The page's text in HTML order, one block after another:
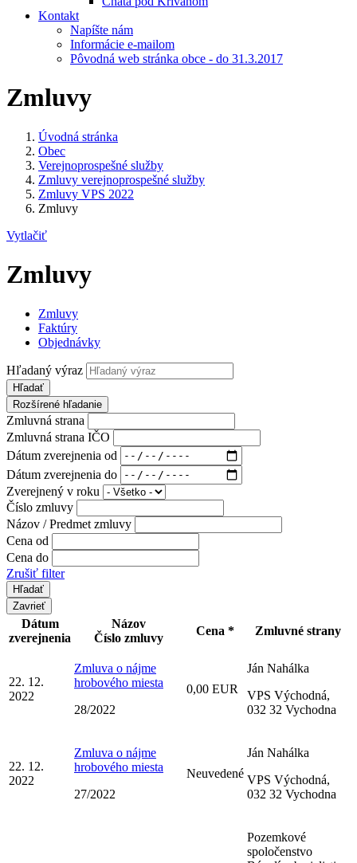
Kontakt
Napíšte nám
Informácie e-mailom
Pôvodná web stránka obce - do 31.3.2017
Zmluvy
Úvodná stránka
Obec
Verejnoprospešné služby
Zmluvy verejnoprospešné služby
Zmluvy VPS 2022
Zmluvy
Vytlačiť
Zmluvy
Zmluvy
Faktúry
Objednávky
Hľadaný výraz
Hľadať
Rozšírené hľadanie
Zmluvná strana
Zmluvná strana IČO
Dátum zverejnenia od
Dátum zverejnenia do
Zverejnený v roku
Číslo zmluvy
Názov / Predmet zmluvy
Cena od
Cena do
Zrušiť filter
Zavrieť
Dátum
zverejnenia
Názov
Číslo zmluvy
Cena * Zmluvné strany
22. 12.
2022
Zmluva o nájme
hrobového miesta
28/2022
0,00 EUR
Ján Nahálka
VPS Východná,
032 32 Vychodna
22. 12.
2022
Zmluva o nájme
hrobového miesta
27/2022
Neuvedené
Ján Nahálka
VPS Východná,
032 32 Vychodna
Pozemkové
spoločenstvo